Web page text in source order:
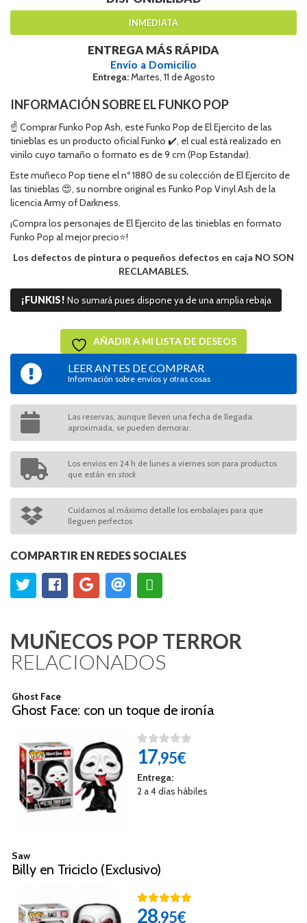
INMEDIATA
ENTREGA MÁS RÁPIDA
Envío a Domicilio
Entrega:Martes, 11 de Agosto
INFORMACIÓN SOBRE EL FUNKO POP
☝ Comprar Funko Pop Ash, este Funko Pop de El Ejercito de las
tinieblas es un producto oficial Funko ✔️, el cual está realizado en
vinilo cuyo tamaño o formato es de 9 cm (Pop Estandar).
Este muñeco Pop tiene el nº 1880 de su colección de El Ejercito de
las tinieblas 😍, su nombre original es Funko Pop Vinyl Ash de la
licencia Army of Darkness.
¡Compra los personajes de El Ejercito de las tinieblas en formato
Funko Pop al mejor precio⭐!
Los defectos de pintura o pequeños defectos en caja NO SON
RECLAMABLES.
¡FUNKIS! No sumará pues dispone ya de una amplia rebaja
AÑADIR A MI LISTA DE DESEOS
LEER ANTES DE COMPRAR
Información sobre envíos y otras cosas
Las reservas, aunque lleven una fecha de llegada
aproximada, se pueden demorar.
Los envios en 24 h de lunes a viernes son para productos
que están en stock
Cuidamos al máximo detalle los embalajes para que
lleguen perfectos
COMPARTIR EN REDES SOCIALES
MUÑECOS POP TERROR
RELACIONADOS
Ghost Face
Ghost Face: con un toque de ironía
17,95€
Entrega:
2 a 4 días hábiles
Saw
Billy en Triciclo (Exclusivo)
28,95€